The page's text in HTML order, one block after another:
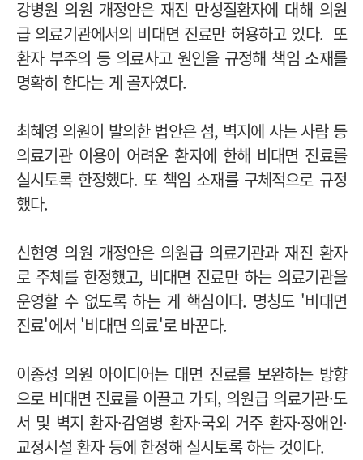
강병원 의원 개정안은 재진 만성질환자에 대해 의원
급 의료기관에서의 비대면 진료만 허용하고 있다. 또
환자 부주의 등 의료사고 원인을 규정해 책임 소재를
명확히 한다는 게 골자였다.
최혜영 의원이 발의한 법안은 섬, 벽지에 사는 사람 등
의료기관 이용이 어려운 환자에 한해 비대면 진료를
실시토록 한정했다. 또 책임 소재를 구체적으로 규정
했다.
신현영 의원 개정안은 의원급 의료기관과 재진 환자
로 주체를 한정했고, 비대면 진료만 하는 의료기관을
운영할 수 없도록 하는 게 핵심이다. 명칭도 '비대면
진료'에서 '비대면 의료'로 바꾼다.
이종성 의원 아이디어는 대면 진료를 보완하는 방향
으로 비대면 진료를 이끌고 가되, 의원급 의료기관·도
서 및 벽지 환자·감염병 환자·국외 거주 환자·장애인·
교정시설 환자 등에 한정해 실시토록 하는 것이다.